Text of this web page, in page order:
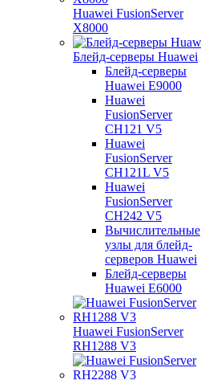
Huawei FusionServer
X8000
Блейд-серверы Huawei
Блейд-серверы
Huawei E9000
Huawei
FusionServer
CH121 V5
Huawei
FusionServer
CH121L V5
Huawei
FusionServer
CH242 V5
Вычислительные
узлы для блейд-
серверов Huawei
Блейд-серверы
Huawei E6000
Huawei FusionServer
RH1288 V3